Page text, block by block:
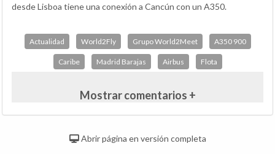
desde Lisboa tiene una conexión a Cancún con un A350.
Actualidad World2Fly Grupo World2Meet A350 900
Caribe Madrid Barajas Airbus Flota
Mostrar comentarios +
Abrir página en versión completa